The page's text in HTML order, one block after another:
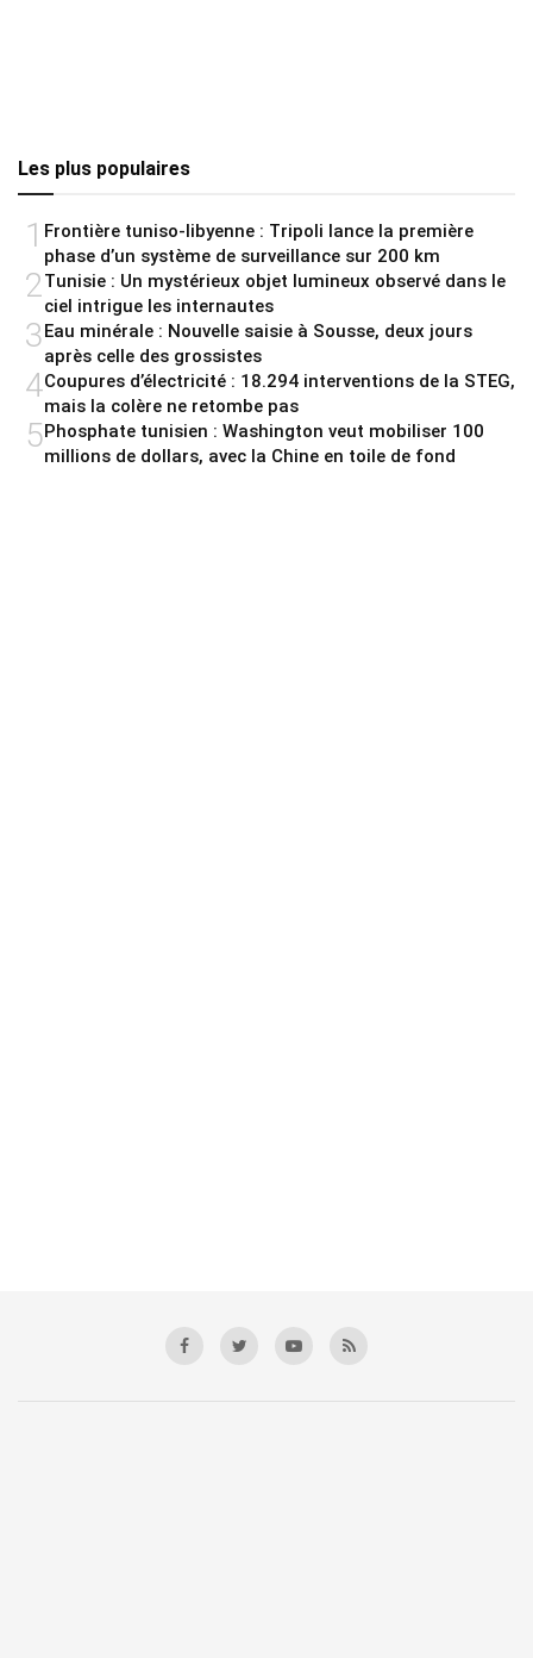
Les plus populaires
1 Frontière tuniso-libyenne : Tripoli lance la première
phase d’un système de surveillance sur 200 km
2 Tunisie : Un mystérieux objet lumineux observé dans le
ciel intrigue les internautes
3Eau minérale : Nouvelle saisie à Sousse, deux jours
après celle des grossistes
4Coupures d’électricité : 18.294 interventions de la STEG,
mais la colère ne retombe pas
5Phosphate tunisien : Washington veut mobiliser 100
millions de dollars, avec la Chine en toile de fond